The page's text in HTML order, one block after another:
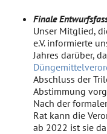
Finale
Unser Mitglied,
e.V. informierte
Jahres darüber,
Abschluss der
Abstimmung
Nach der
Rat kann die
ab 2022 ist sie